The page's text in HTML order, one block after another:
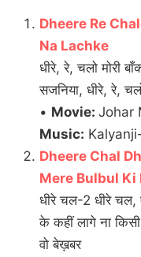
Dheere Re
Na Lachke
धीरे, रे, चलो मोरी
सजनिया, धीरे, रे, चलो
• Movie: Johar
Music:
Dheere Chal
Mere Bulbul Ki
धीरे चल-2 धीरे चल,
के कहीं लागे ना
वो बेख़बर